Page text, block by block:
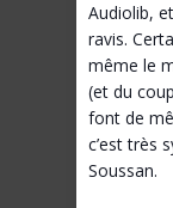
Audiolib,
ravis.
même le
(et du
font de
c’est très
Soussan.